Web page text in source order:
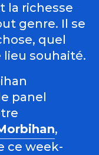
la richesse
genre. Il se
quel
souhaité.
panel
,
ce week-